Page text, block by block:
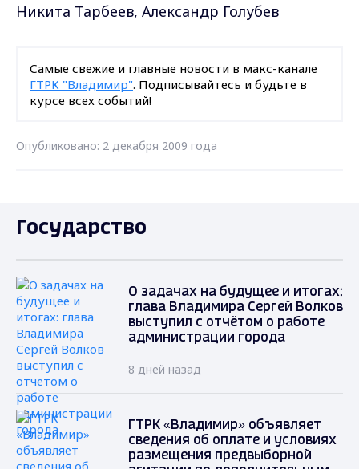
Никита Тарбеев, Александр Голубев
Самые свежие и главные новости в макс-канале
ГТРК "Владимир". Подписывайтесь и будьте в
курсе всех событий!
Опубликовано: 2 декабря 2009 года
Государство
О задачах на будущее и итогах:
глава Владимира Сергей Волков
выступил с отчётом о работе
администрации города
8 дней назад
ГТРК «Владимир» объявляет
сведения об оплате и условиях
размещения предвыборной